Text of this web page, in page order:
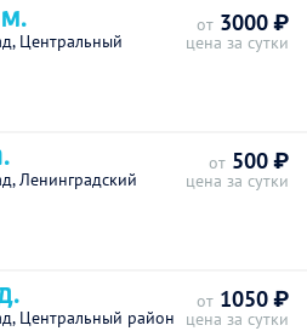
М.
Центральный
от 3000 ₽
цена за сутки
Ленинградский
от 500 ₽
цена за сутки
Центральный район
от 1050 ₽
цена за сутки